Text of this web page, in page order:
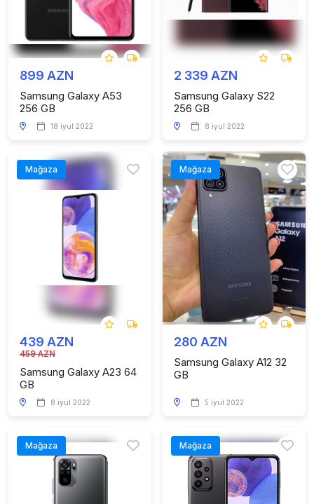
899 AZN
Samsung Galaxy A53
256 GB
18 iyul 2022
2 339 AZN
Samsung Galaxy S22
256 GB
8 iyul 2022
Mağaza
439 AZN
459 AZN
Samsung Galaxy A23 64
GB
8 iyul 2022
Mağaza
280 AZN
Samsung Galaxy A12 32
GB
5 iyul 2022
Mağaza Mağaza